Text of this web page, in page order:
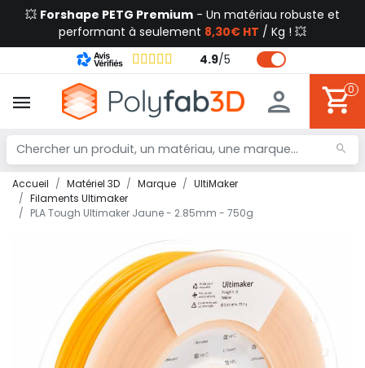
💥 Forshape PETG Premium - Un matériau robuste et
performant à seulement 8,30€ HT / Kg ! 💥
4.9/5
0
Accueil Matériel 3D Marque
UltiMaker
Filaments Ultimaker
PLA Tough Ultimaker Jaune - 2.85mm - 750g